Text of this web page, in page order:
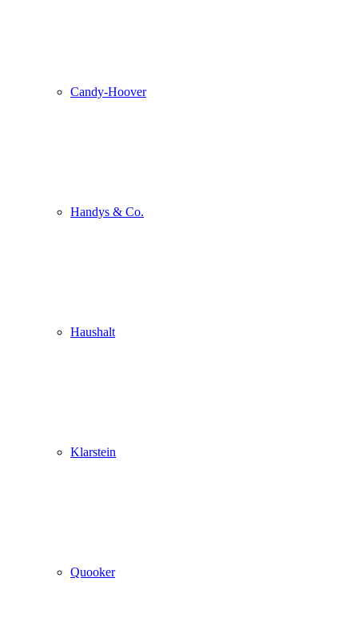
Candy-Hoover
Handys & Co.
Haushalt
Klarstein
Quooker